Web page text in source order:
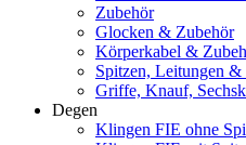
Zubehör
Glocken & Zubehör
Körperkabel &
Spitzen, Leitungen &
Griffe, Knauf,
Degen
Klingen FIE ohne